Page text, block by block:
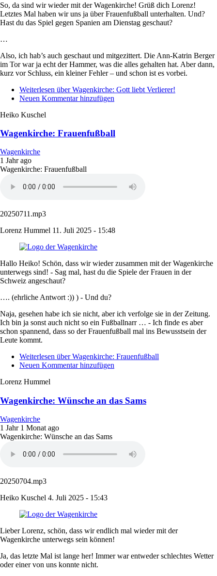
So, da sind wir wieder mit der Wagenkirche! Grüß dich Lorenz!
Letztes Mal haben wir uns ja über Frauenfußball unterhalten. Und?
Hast du das Spiel gegen Spanien am Dienstag geschaut?
…
Also, ich hab’s auch geschaut und mitgezittert. Die Ann-Katrin Berger
im Tor war ja echt der Hammer, was die alles gehalten hat. Aber dann,
kurz vor Schluss, ein kleiner Fehler – und schon ist es vorbei.
Weiterlesen über Wagenkirche: Gott liebt Verlierer!
Neuen Kommentar hinzufügen
Heiko Kuschel
Wagenkirche: Frauenfußball
Wagenkirche
1 Jahr ago
Wagenkirche: Frauenfußball
20250711.mp3
Lorenz Hummel 11. Juli 2025 - 15:48
Hallo Heiko! Schön, dass wir wieder zusammen mit der Wagenkirche
unterwegs sind! - Sag mal, hast du die Spiele der Frauen in der
Schweiz angeschaut?
…. (ehrliche Antwort :)) ) - Und du?
Naja, gesehen habe ich sie nicht, aber ich verfolge sie in der Zeitung.
Ich bin ja sonst auch nicht so ein Fußballnarr … - Ich finde es aber
schon spannend, dass so der Frauenfußball mal ins Bewusstsein der
Leute kommt.
Weiterlesen über Wagenkirche: Frauenfußball
Neuen Kommentar hinzufügen
Lorenz Hummel
Wagenkirche: Wünsche an das Sams
Wagenkirche
1 Jahr 1 Monat ago
Wagenkirche: Wünsche an das Sams
20250704.mp3
Heiko Kuschel 4. Juli 2025 - 15:43
Lieber Lorenz, schön, dass wir endlich mal wieder mit der
Wagenkirche unterwegs sein können!
Ja, das letzte Mal ist lange her! Immer war entweder schlechtes Wetter
oder einer von uns konnte nicht.